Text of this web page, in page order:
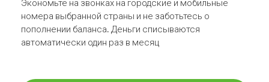
Экономьте на звонках на городские и мобильные
номера выбранной страны и не заботьтесь о
пополнении баланса. Деньги списываются
автоматически один раз в месяц